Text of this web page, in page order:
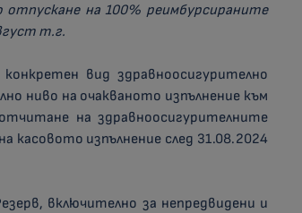
на 100% реимбурсираните
т.г.
вид здравноосигурително
ниво на очакваното изпълнение към
на здравноосигурителните
касовото изпълнение след 31.08.2024
включително за непредвидени и